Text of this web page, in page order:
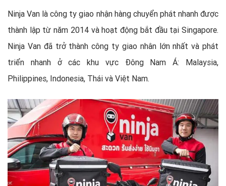
Ninja Van là công ty giao nhận hàng chuyển phát nhanh được
thành lập từ năm 2014 và hoạt động bắt đầu tại Singapore.
Ninja Van đã trở thành công ty giao nhân lớn nhất và phát
triển nhanh ở các khu vực Đông Nam Á: Malaysia,
Philippines, Indonesia, Thái và Việt Nam.